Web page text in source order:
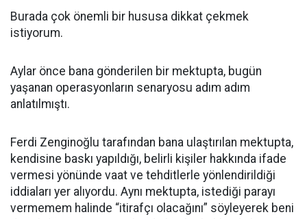
Burada çok önemli bir hususa dikkat çekmek
istiyorum.
Aylar önce bana gönderilen bir mektupta, bugün
yaşanan operasyonların senaryosu adım adım
anlatılmıştı.
Ferdi Zenginoğlu tarafından bana ulaştırılan mektupta,
kendisine baskı yapıldığı, belirli kişiler hakkında ifade
vermesi yönünde vaat ve tehditlerle yönlendirildiği
iddiaları yer alıyordu. Aynı mektupta, istediği parayı
vermemem halinde “itirafçı olacağını” söyleyerek beni